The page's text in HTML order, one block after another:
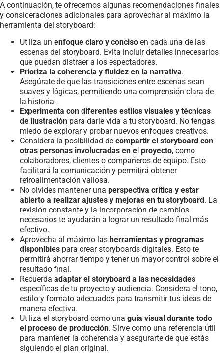
A continuación, te ofrecemos algunas recomendaciones finales
y consideraciones adicionales para aprovechar al máximo la
herramienta del storyboard:
Utiliza un enfoque claro y conciso en cada una de las
escenas del storyboard. Evita incluir detalles innecesarios
que puedan distraer a los espectadores.
Prioriza la coherencia y fluidez en la narrativa.
Asegúrate de que las transiciones entre escenas sean
suaves y lógicas, permitiendo una comprensión clara de
la historia.
Experimenta con diferentes estilos visuales y técnicas
de ilustración para darle vida a tu storyboard. No tengas
miedo de explorar y probar nuevos enfoques creativos.
Considera la posibilidad de compartir el storyboard con
otras personas involucradas en el proyecto, como
colaboradores, clientes o compañeros de equipo. Esto
facilitará la comunicación y permitirá obtener
retroalimentación valiosa.
No olvides mantener una perspectiva crítica y estar
abierto a realizar ajustes y mejoras en tu storyboard. La
revisión constante y la incorporación de cambios
necesarios te ayudarán a lograr un resultado final más
efectivo.
Aprovecha al máximo las herramientas y programas
disponibles para crear storyboards digitales. Esto te
permitirá ahorrar tiempo y tener un mayor control sobre el
resultado final.
Recuerda adaptar el storyboard a las necesidades
específicas de tu proyecto y audiencia. Considera el tono,
estilo y formato adecuados para transmitir tus ideas de
manera efectiva.
Utiliza el storyboard como una guía visual durante todo
el proceso de producción. Sirve como una referencia útil
para mantener la coherencia y asegurarte de que estás
siguiendo el plan original.